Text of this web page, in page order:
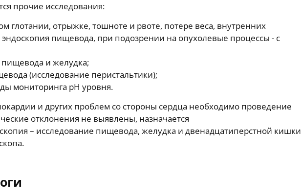
прочие исследования:
глотании, отрыжке, тошноте и рвоте, потере веса, внутренних
эндоскопия пищевода, при подозрении на опухолевые процессы - с
пищевода и желудка;
(исследование перистальтики);
мониторинга рН уровня.
и других проблем со стороны сердца необходимо проведение
отклонения не выявлены, назначается
– исследование пищевода, желудка и двенадцатиперстной кишки